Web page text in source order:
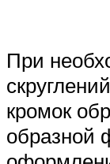
При
кромок
образной